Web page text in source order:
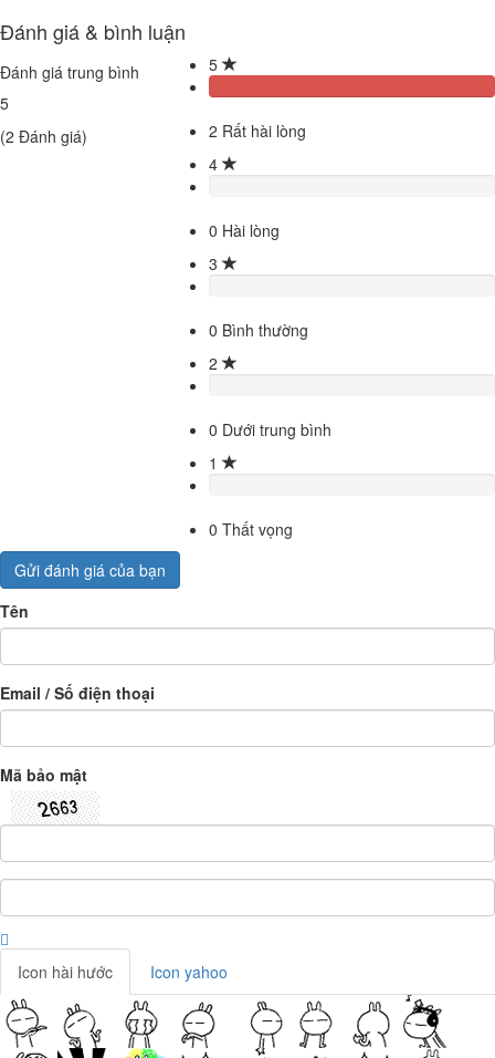
Đánh giá & bình luận
Đánh giá trung bình
5
(2 Đánh giá)
5
2 Rất hài lòng
4
0 Hài lòng
3
0 Bình thường
2
0 Dưới trung bình
1
0 Thất vọng
Gửi đánh giá của bạn
Tên
Email / Số điện thoại
Mã bảo mật
Icon hài hước Icon yahoo